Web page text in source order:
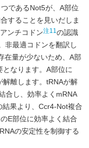
であるNot5が、A部位
することを見いだしま
ンチコドン注11の認識
非最適コドンを翻訳し
在量が少ないため、A部
なります。A部位に
解離します。tRNAが解
合し、効率よくmRNA
果より、Ccr4-Not複合
E部位に効率よく結合
の安定性を制御する